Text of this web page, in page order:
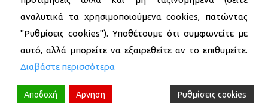
© 2026 Δήμος Νέας Σμύρνης
αναλυτικά τα χρησιμοποιούμενα cookies, πατώντας
"Ρυθμίσεις cookies"). Υποθέτουμε ότι συμφωνείτε με
αυτό, αλλά μπορείτε να εξαιρεθείτε αν το επιθυμείτε.
Διαβάστε περισσότερα
Αποδοχή Άρνηση Ρυθμίσεις cookies